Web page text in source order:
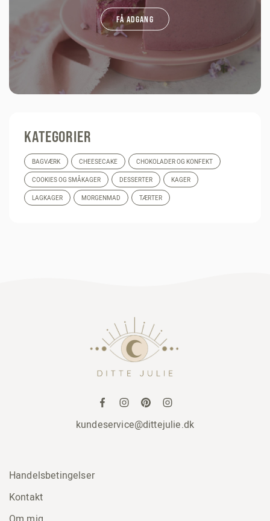
FÅ ADGANG
KATEGORIER
BAGVÆRK CHEESECAKE CHOKOLADER OG KONFEKT
COOKIES OG SMÅKAGER DESSERTER KAGER
LAGKAGER MORGENMAD TÆRTER
kundeservice@dittejulie.dk
Handelsbetingelser
Kontakt